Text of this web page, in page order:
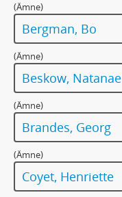
217 -
218 -
220 -
221 -
223 -
224 -
226 -
227 -
(Ämne)
Bergman, Bo
(Ämne)
Beskow,
(Ämne)
Brandes, Georg
(Ämne)
Coyet, Henriette